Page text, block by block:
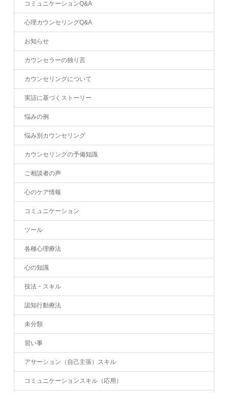
コミュニケーションQ&A
心理カウンセリングQ&A
お知らせ
カウンセラーの独り言
カウンセリングについて
実話に基づくストーリー
悩みの例
悩み別カウンセリング
カウンセリングの予備知識
ご相談者の声
心のケア情報
コミュニケーション
ツール
各種心理療法
心の知識
技法・スキル
認知行動療法
未分類
習い事
アサーション（自己主張）スキル
コミュニケーションスキル（応用）